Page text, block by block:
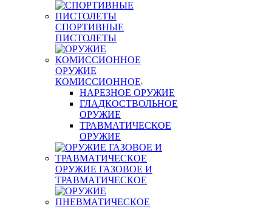
СПОРТИВНЫЕ
ПИСТОЛЕТЫ
ОРУЖИЕ
КОМИССИОННОЕ
НАРЕЗНОЕ ОРУЖИЕ
ГЛАДКОСТВОЛЬНОЕ
ОРУЖИЕ
ТРАВМАТИЧЕСКОЕ
ОРУЖИЕ
ОРУЖИЕ ГАЗОВОЕ И
ТРАВМАТИЧЕСКОЕ